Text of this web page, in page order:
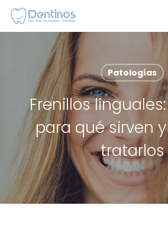
Skip
Patologías
Frenillos
para qué sirven
tratarlos